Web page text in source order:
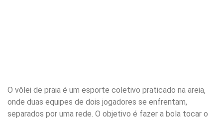
O vôlei de praia é um esporte coletivo praticado na areia,
onde duas equipes de dois jogadores se enfrentam,
separados por uma rede. O objetivo é fazer a bola tocar o